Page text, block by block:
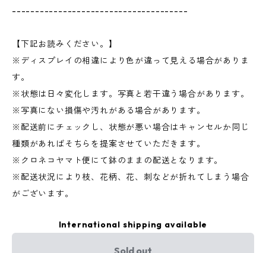
--------------------------------------
【下記お読みください。】
※ディスプレイの相違により色が違って見える場合がありま
す。
※状態は日々変化します。写真と若干違う場合があります。
※写真にない損傷や汚れがある場合があります。
※配送前にチェックし、状態が悪い場合はキャンセルか同じ
種類があればそちらを提案させていただきます。
※クロネコヤマト便にて鉢のままの配送となります。
※配送状況により枝、花柄、花、刺などが折れてしまう場合
がございます。
International shipping available
Sold out